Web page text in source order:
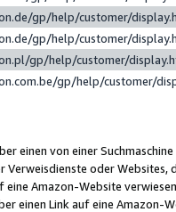
gp/help/customer/
gp/help/customer/
gp/help/customer/
gp/help/customer/
einen von einer
oder Websites,
eine Amazon-Website
einen Link auf eine